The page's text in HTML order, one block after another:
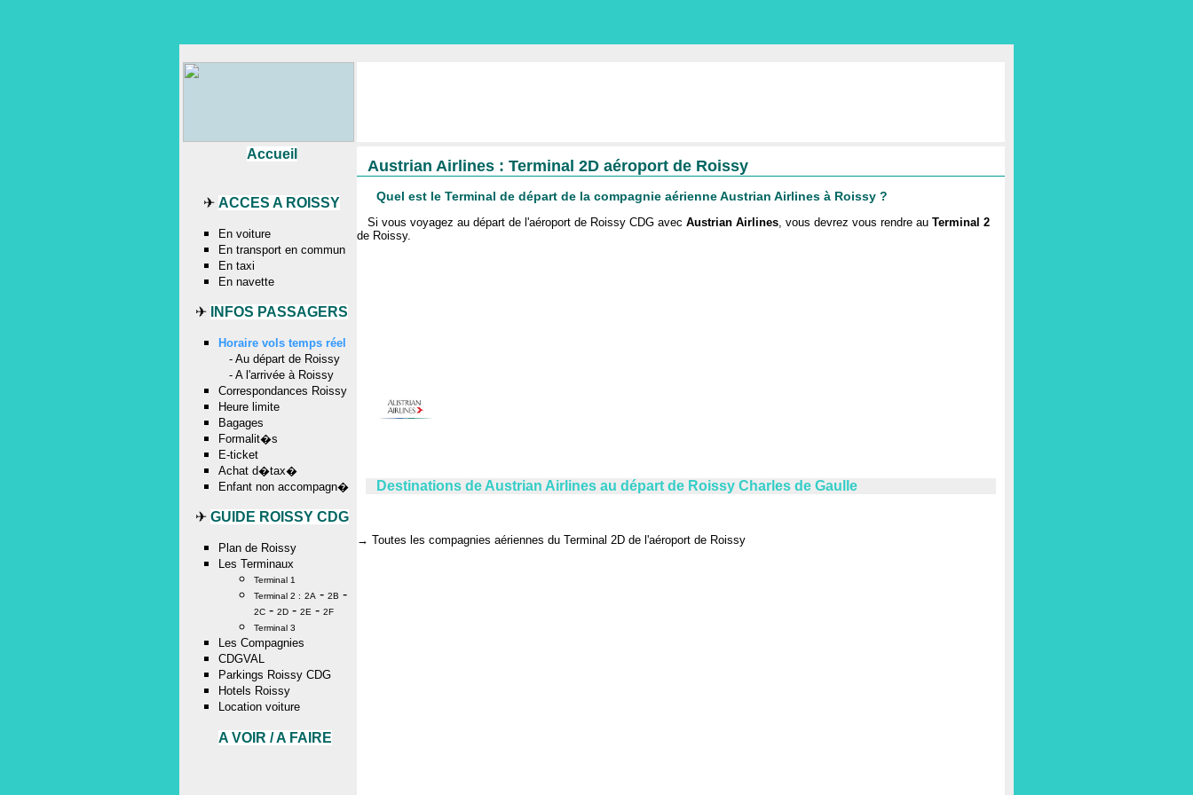
Austrian Airlines : Terminal 2D aéroport de Roissy
Quel est le Terminal de départ de la compagnie aérienne Austrian Airlines à Roissy ?
Si vous voyagez au départ de l'aéroport de Roissy CDG avec Austrian Airlines, vous devrez vous rendre au Terminal 2
de Roissy.
Destinations de Austrian Airlines au départ de Roissy Charles de Gaulle
→ Toutes les compagnies aériennes du Terminal 2D de l'aéroport de Roissy
Accueil
✈ ACCES A ROISSY
En voiture
En transport en commun
En taxi
En navette
✈ INFOS PASSAGERS
Horaire vols temps réel
- Au départ de Roissy
- A l'arrivée à Roissy
Correspondances Roissy
Heure limite
Bagages
Formalit�s
E-ticket
Achat d�tax�
Enfant non accompagn�
✈ GUIDE ROISSY CDG
Plan de Roissy
Les Terminaux
Terminal 1
Terminal 2 : 2A - 2B -
2C - 2D - 2E - 2F
Terminal 3
Les Compagnies
CDGVAL
Parkings Roissy CDG
Hotels Roissy
Location voiture
A VOIR / A FAIRE